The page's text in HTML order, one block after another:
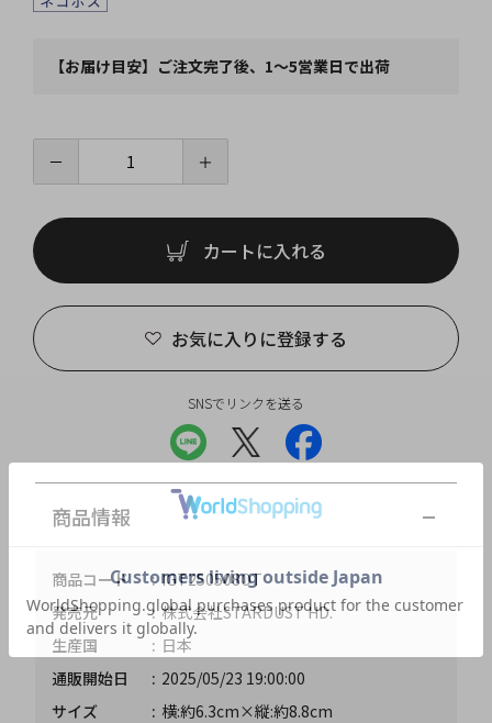
【お届け目安】ご注文完了後、1～5営業日で出荷
－ ＋
カートに入れる
お気に入りに登録する
SNSでリンクを送る
商品情報
商品コード
IGT250508OT
発売元
株式会社STARDUST HD.
生産国
日本
通販開始日
2025/05/23 19:00:00
サイズ
横:約6.3cm×縦:約8.8cm